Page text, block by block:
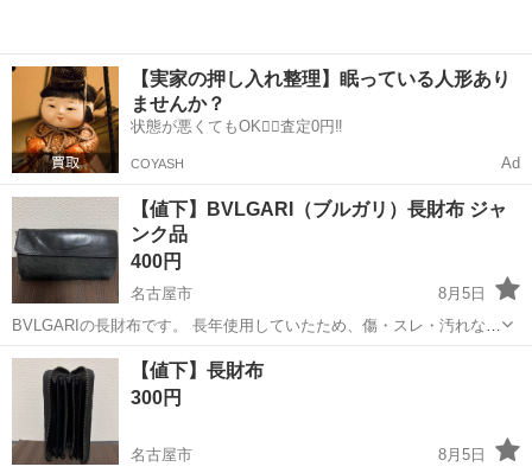
【実家の押し入れ整理】眠っている人形あり
ませんか？
状態が悪くてもOK🙆‍♀️査定0円‼️
COYASH Ad
【値下】BVLGARI（ブルガリ）長財布 ジャ
ンク品
400円
名古屋市
8月5日
BVLGARIの長財布です。 長年使用していたため、傷・スレ・汚れなど
かなり使用感があります。 状態は良くありませんので、修理用・リメ
イク用・ブランド小物がお好きな方などにおすすめです。 ※中古品・
ジャンク品になりますの...
愛知 名古屋市 小物
【値下】長財布
300円
名古屋市
8月5日